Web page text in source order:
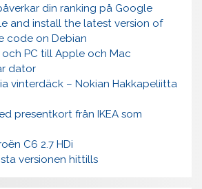
din ranking på Google
and install the latest version of
code on Debian
PC till Apple och Mac
dator
vinterdäck – Nokian Hakkapeliitta
presentkort från IKEA som
C6 2.7 HDi
versionen hittills